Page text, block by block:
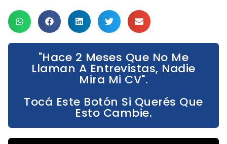
"Hace 2 Meses Que No Me
Llaman A Entrevistas, Nadie
Mira Mi CV".
Tocá Este Botón Si Querés Que
Esto Cambie.